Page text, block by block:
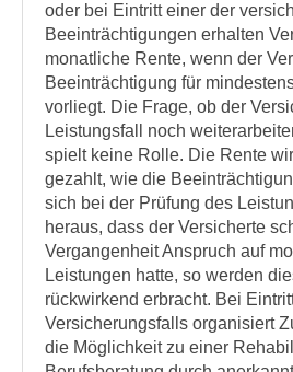
oder bei Eintritt einer der
Beeinträchtigungen erhalten
monatliche Rente, wenn der
Beeinträchtigung für
vorliegt. Die Frage, ob der
Leistungsfall noch
spielt keine Rolle. Die Rente
gezahlt, wie die
sich bei der Prüfung des
heraus, dass der Versicherte
Vergangenheit Anspruch auf
Leistungen hatte, so werden
rückwirkend erbracht. Bei
Versicherungsfalls organisiert
die Möglichkeit zu einer